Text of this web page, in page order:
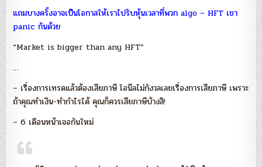
แถมบางครั้งอาจเป็นโอกาสให้เราไปรับหุ้นเวลาที่พวก algo – HFT เขา
panic กันด้วย
“Market is bigger than any HFT”
…
– เรื่องการเทรดแล้วต้องเสียภาษี โอนีลไม่กังวลเลยเรื่องการเสียภาษี เพราะ
ถ้าคุณทำเงิน-ทำกำไรได้ คุณก็ควรเสียภาษีบ้างสิ!
– 6 เดือนหน้าเจอกันใหม่